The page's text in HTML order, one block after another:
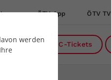
ÖTV App ÖTV TV
DC-Tickets
werden